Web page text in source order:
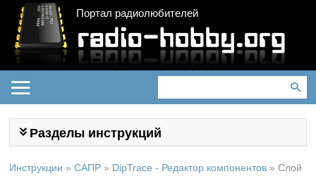
Портал радиолюбителей
Разделы инструкций
Инструкции » САПР » DipTrace - Редактор компонентов » Слой